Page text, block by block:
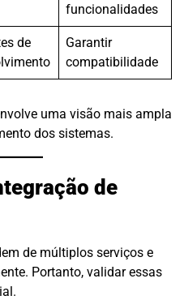
funcionalidades
de
Garantir
compatibilidade
uma visão mais ampla
dos sistemas.
de
de múltiplos serviços e
Portanto, validar essas